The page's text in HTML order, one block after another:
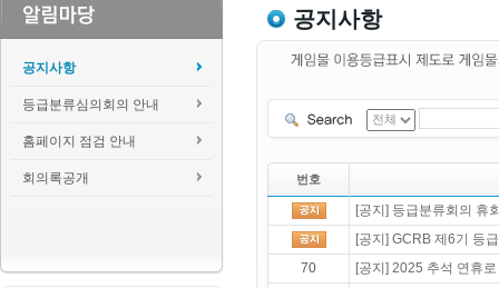
공지사항
등급분류심의회의 안내
홈페이지 점검 안내
회의록공개
공지사항
번호
[공지] 등급분류회의 휴
[공지] GCRB 제6기 등
70
[공지] 2025 추석 연휴